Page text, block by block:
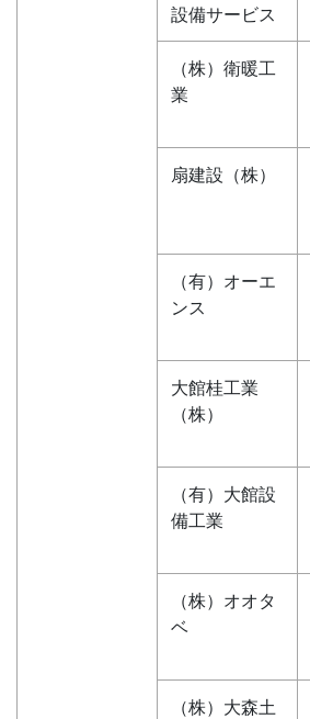
設備サービス
（株）衛暖工
業
扇建設（株）
（有）オーエ
ンス
大館桂工業
（株）
（有）大館設
備工業
（株）オオタ
ベ
（株）大森土